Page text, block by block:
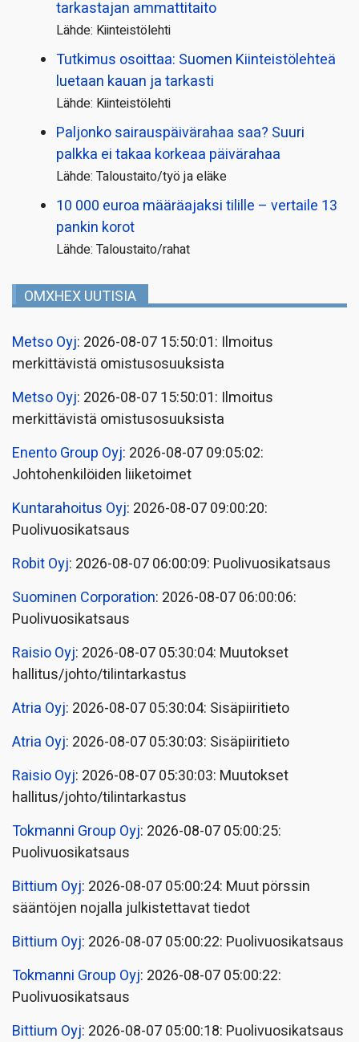
tarkastajan ammattitaito
Lähde: Kiinteistölehti
Tutkimus osoittaa: Suomen Kiinteistölehteä
luetaan kauan ja tarkasti
Lähde: Kiinteistölehti
Paljonko sairauspäivä­rahaa saa? Suuri
palkka ei takaa korkeaa päivärahaa
Lähde: Taloustaito/työ ja eläke
10 000 euroa määräajaksi tilille – vertaile 13
pankin korot
Lähde: Taloustaito/rahat
OMXHEX UUTISIA
Metso Oyj: 2026-08-07 15:50:01: Ilmoitus
merkittävistä omistusosuuksista
Metso Oyj: 2026-08-07 15:50:01: Ilmoitus
merkittävistä omistusosuuksista
Enento Group Oyj: 2026-08-07 09:05:02:
Johtohenkilöiden liiketoimet
Kuntarahoitus Oyj: 2026-08-07 09:00:20:
Puolivuosikatsaus
Robit Oyj: 2026-08-07 06:00:09: Puolivuosikatsaus
Suominen Corporation: 2026-08-07 06:00:06:
Puolivuosikatsaus
Raisio Oyj: 2026-08-07 05:30:04: Muutokset
hallitus/johto/tilintarkastus
Atria Oyj: 2026-08-07 05:30:04: Sisäpiiritieto
Atria Oyj: 2026-08-07 05:30:03: Sisäpiiritieto
Raisio Oyj: 2026-08-07 05:30:03: Muutokset
hallitus/johto/tilintarkastus
Tokmanni Group Oyj: 2026-08-07 05:00:25:
Puolivuosikatsaus
Bittium Oyj: 2026-08-07 05:00:24: Muut pörssin
sääntöjen nojalla julkistettavat tiedot
Bittium Oyj: 2026-08-07 05:00:22: Puolivuosikatsaus
Tokmanni Group Oyj: 2026-08-07 05:00:22:
Puolivuosikatsaus
Bittium Oyj: 2026-08-07 05:00:18: Puolivuosikatsaus